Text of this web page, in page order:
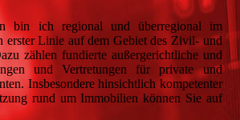
bin ich regional und überregional im
erster Linie auf dem Gebiet des Zivil- und
zählen fundierte außergerichtliche und
und Vertretungen für private und
Insbesondere hinsichtlich kompetenter
rund um Immobilien können Sie auf